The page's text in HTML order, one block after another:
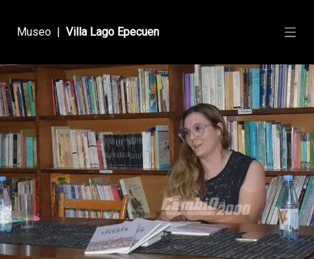
Museo | Villa Lago Epecuen